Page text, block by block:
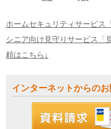
ホームセキュリティサービス
シニア向け見守りサービス「
頼はこちら↓
インターネットからの